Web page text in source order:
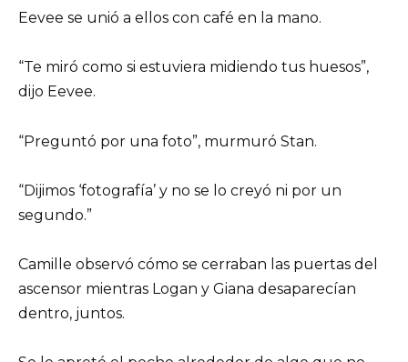
Eevee se unió a ellos con café en la mano.
“Te miró como si estuviera midiendo tus huesos”,
dijo Eevee.
“Preguntó por una foto”, murmuró Stan.
“Dijimos ‘fotografía’ y no se lo creyó ni por un
segundo.”
Camille observó cómo se cerraban las puertas del
ascensor mientras Logan y Giana desaparecían
dentro, juntos.